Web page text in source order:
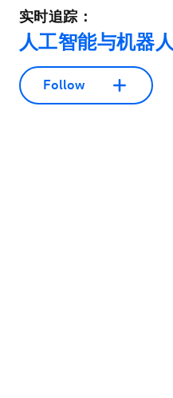
实时追踪：
人工智能与机器人
Follow